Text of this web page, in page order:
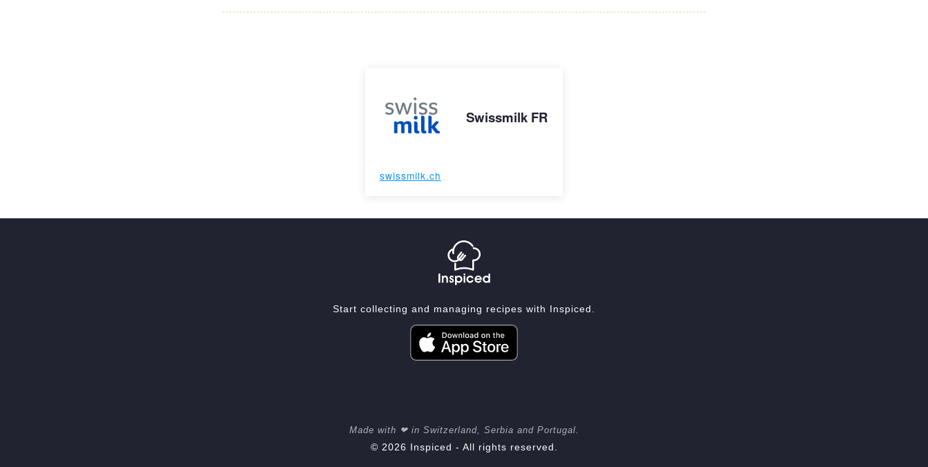
Swissmilk FR
swissmilk.ch
Start collecting and managing recipes with Inspiced.
Made with ❤ in Switzerland, Serbia and Portugal.
© 2026 Inspiced - All rights reserved.